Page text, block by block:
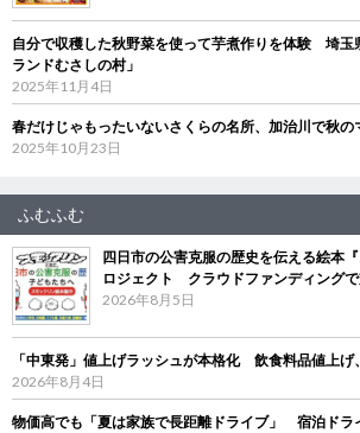
自分で収穫した秋野菜を使って芋煮作りを体験 埼玉
ランドむさしの村」
2025年11月4日
春だけじゃもったいないさくらの名所、加治川で秋の
2025年10月23日
ふむふむ
四日市の公害克服の歴史を伝える絵本
ロジェクト クラウドファンディング
2026年8月5日
「中東発」値上げラッシュが本格化 飲食料品値上げ
2026年8月4日
物価高でも「夏は家族で長距離ドライブ」 宿泊ドラ